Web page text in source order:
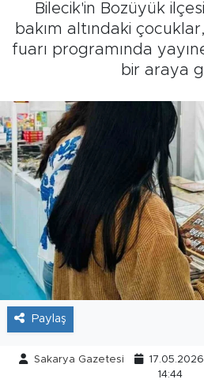
Bilecik'in Bozüyük
bakım altındaki
fuarı programında
bir araya
Paylaş
Sakarya Gazetesi
14:44
Spor
Kültür Sanat
Tarihçe
Resmi İlanlar
Söyleşi
Foto Şaka
Teknoloji
Tüm Manşetler
Son Dakika Haberleri
Haber Arşivi